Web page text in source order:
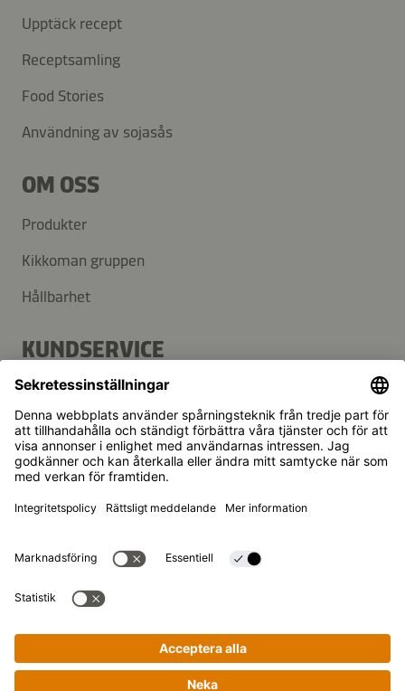
Upptäck recept
Receptsamling
Food Stories
Användning av sojasås
OM OSS
Produkter
Kikkoman gruppen
Hållbarhet
KUNDSERVICE
FAQ
Kontakt
Nyhetsbrev
© Kikkoman Trading Europe GmbH 2023 – 2026
Theodorstraße 180, 40472 Düsseldorf, Germany
Registrerad vid Amtsgericht Düsseldorf:
Sekretessinställningar
Rättsligt meddelande
Dataintegritet